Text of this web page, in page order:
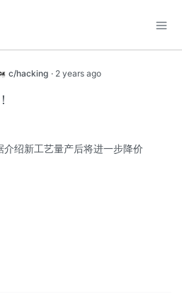
c/hacking · 2 years ago
绍新工艺量产后将进一步降价